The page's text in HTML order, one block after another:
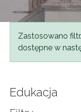
Komunikat
Zastosowano
dostępne w
Edukacja